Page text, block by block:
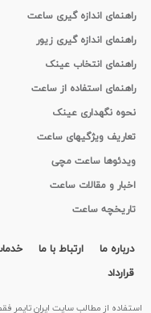
راهنمای اندازه گیری ساعت
راهنمای اندازه گیری زیور
راهنمای انتخاب عینک
راهنمای استفاده از ساعت
نحوه نگهداری عینک
تعاریف ویژگیهای ساعت
ویدئوها ساعت مچی
اخبار و مقالات ساعت
تاریخچه ساعت
درباره ما ارتباط با ما
قرارداد
استفاده از مطالب سايت ایران تایمر